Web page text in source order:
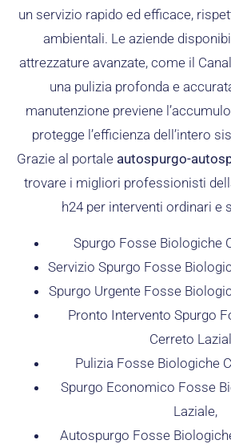
un servizio rapido ed efficace,
ambientali. Le aziende
attrezzature avanzate, come il
una pulizia profonda e
manutenzione previene
protegge l’efficienza dell’intero
Grazie al portale autospurgo-
trovare i migliori professionisti
h24 per interventi ordinari e
Spurgo Fosse Biologiche
Servizio Spurgo Fosse
Spurgo Urgente Fosse
Pronto Intervento Spurgo
Cerreto
Pulizia Fosse Biologiche
Spurgo Economico Fosse
Laziale,
Autospurgo Fosse